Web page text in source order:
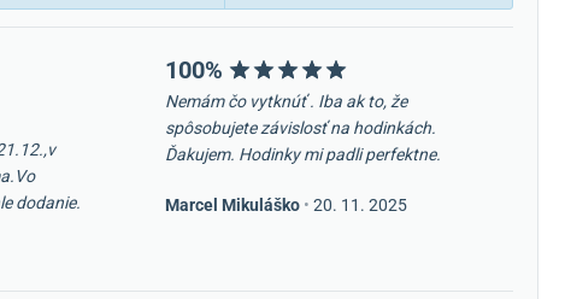
dodanie.
100%
Nemám čo vytknúť . Iba ak to, že
spôsobujete závislosť na hodinkách.
Ďakujem. Hodinky mi padli perfektne.
Marcel Mikuláško • 20. 11. 2025